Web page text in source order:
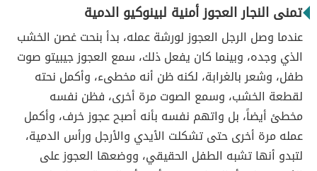
تمنى النجار العجوز أمنية لبينوكيو الدمية
عندما وصل الرجل العجوز لورشة عمله، بدأ بنحت غصن الخشب
الذي وجده، وبينما كان يفعل ذلك، سمع العجوز جيبيتو صوت
طفل، وشعر بالغرابة، لكنه ظن أنه مخطىء، وأكمل نحته
لقطعة الخشب، وسمع الصوت مرة أخرى، فظن نفسه
مخطئ أيضاً، بل واتهم نفسه بأنه أصبح عجوز خرف، وأكمل
عمله مرة أخرى حتى تشكلت الأيدي والأرجل ورأس الدمية،
لتبدو أنها تشبه الطفل الحقيقي، ووضعها العجوز على